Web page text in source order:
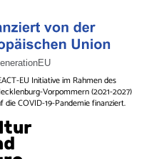
EU Initiative im Rahmen des
Vorpommern (2021-2027)
COVID-19-Pandemie finanziert.